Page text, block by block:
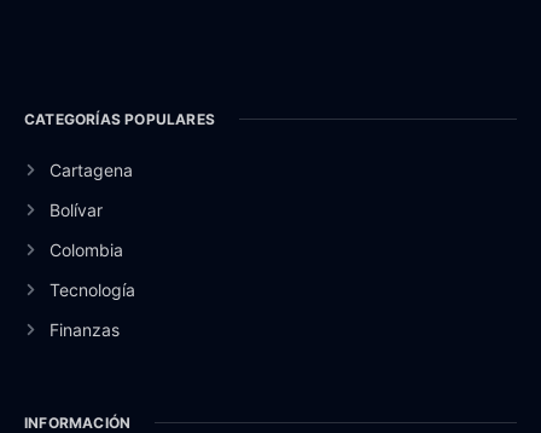
CATEGORÍAS POPULARES
Cartagena
Bolívar
Colombia
Tecnología
Finanzas
INFORMACIÓN